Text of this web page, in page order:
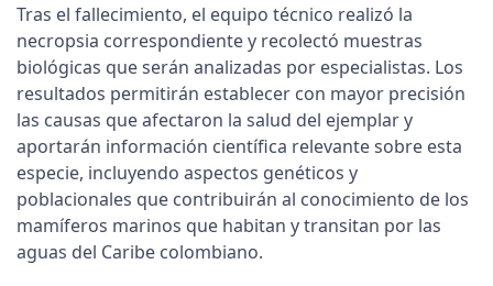
Tras el fallecimiento, el equipo técnico realizó la
necropsia correspondiente y recolectó muestras
biológicas que serán analizadas por especialistas. Los
resultados permitirán establecer con mayor precisión
las causas que afectaron la salud del ejemplar y
aportarán información científica relevante sobre esta
especie, incluyendo aspectos genéticos y
poblacionales que contribuirán al conocimiento de los
mamíferos marinos que habitan y transitan por las
aguas del Caribe colombiano.